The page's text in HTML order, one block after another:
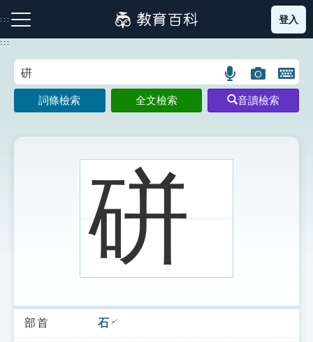
到
主
:::
注音索引圖示 筆畫索引圖示 部首索引表圖示
索引選單
登入
:::
語
言
搜
示
圖
片
搜
開
鍵
圖
詞條檢索 全文檢索 音讀檢索
硑
部首 石 ㄕˊ